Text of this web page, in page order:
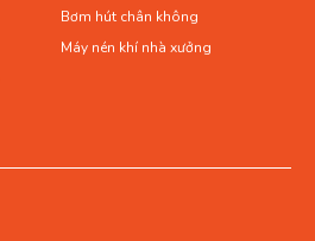
Bơm hút chân không
Máy nén khí nhà xưởng